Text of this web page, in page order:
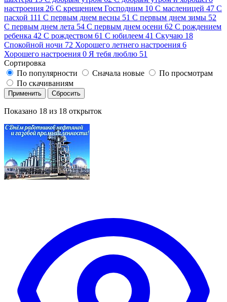
настроения 26 С крещением Господним 10 С масленицей 47 С
пасхой 111 С первым днем весны 51 С первым днем зимы 52
С первым днем лета 54 С первым днем осени 62 С рождением
ребенка 42 С рождеством 61 С юбилеем 41 Скучаю 18
Спокойной ночи 72 Хорошего летнего настроения 6
Хорошего настроения 0 Я тебя люблю 51
Сортировка
По популярности
Сначала новые
По просмотрам
По скачиваниям
Применить Сбросить
Показано 18 из 18 открыток